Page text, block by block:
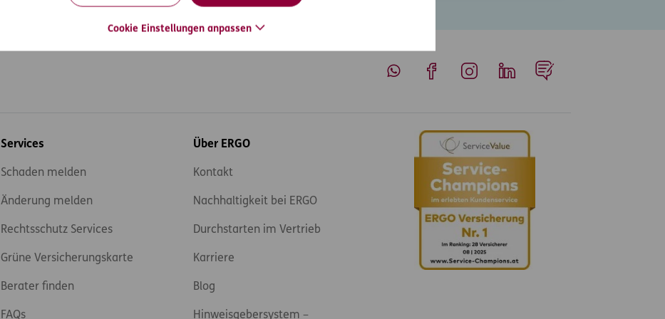
Cookie Einstellungen anpassen
Services
Schaden melden
Änderung melden
Rechtsschutz Services
Grüne Versicherungskarte
Berater finden
FAQs
Über ERGO
Kontakt
Nachhaltigkeit bei ERGO
Durchstarten im Vertrieb
Karriere
Blog
Hinweisgebersystem –